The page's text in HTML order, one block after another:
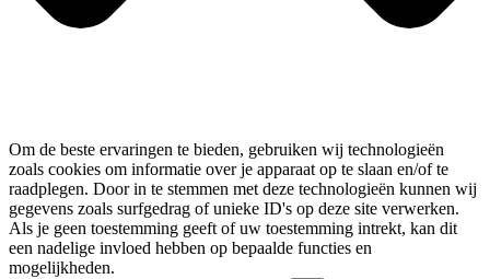
Om de beste ervaringen te bieden, gebruiken wij technologieën
zoals cookies om informatie over je apparaat op te slaan en/of te
raadplegen. Door in te stemmen met deze technologieën kunnen wij
gegevens zoals surfgedrag of unieke ID's op deze site verwerken.
Als je geen toestemming geeft of uw toestemming intrekt, kan dit
een nadelige invloed hebben op bepaalde functies en
mogelijkheden.